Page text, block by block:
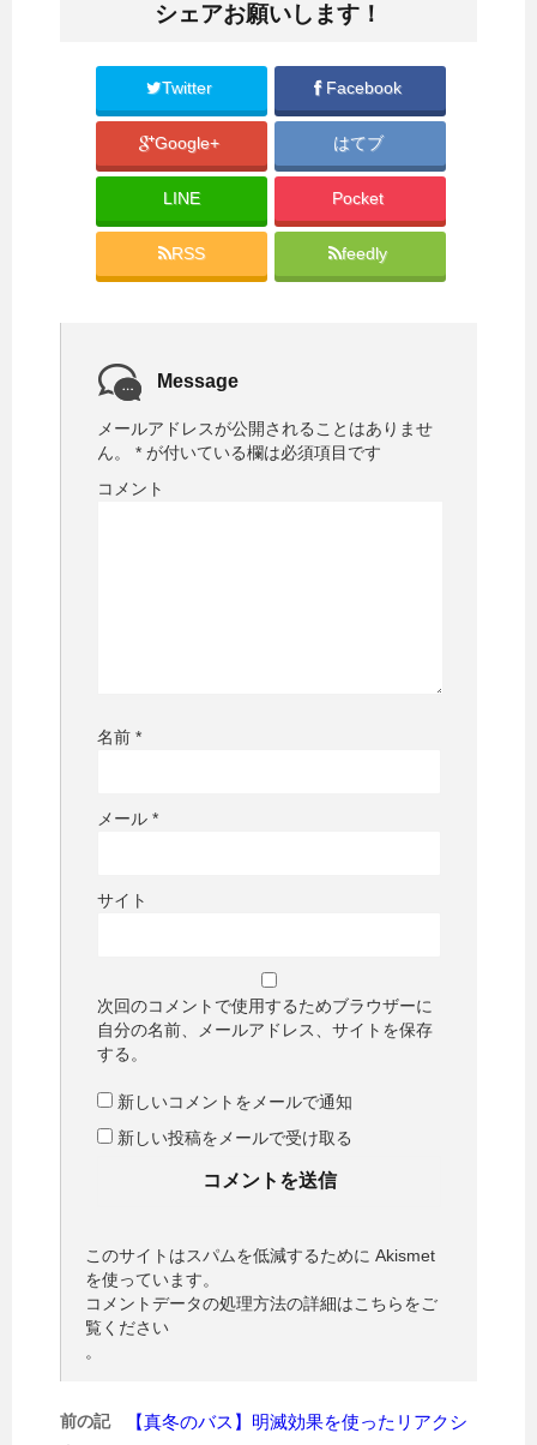
で
ウ
ウ
き
は
リ
ク
て
い
し
で
開
き
ま
す
)
シェアお願いします！
Twitter Facebook
Google+ はてブ
LINE Pocket
RSS feedly
Message
メールアドレスが公開されることはありませ
ん。
* が付いている欄は必須項目です
コメント
名前 *
メール *
サイト
次回のコメントで使用するためブラウザーに
自分の名前、メールアドレス、サイトを保存
する。
新しいコメントをメールで通知
新しい投稿をメールで受け取る
このサイトはスパムを低減するために Akismet
を使っています。
コメントデータの処理方法の詳細はこちらをご
覧ください
。
前の記
【真冬のバス】明滅効果を使ったリアクシ